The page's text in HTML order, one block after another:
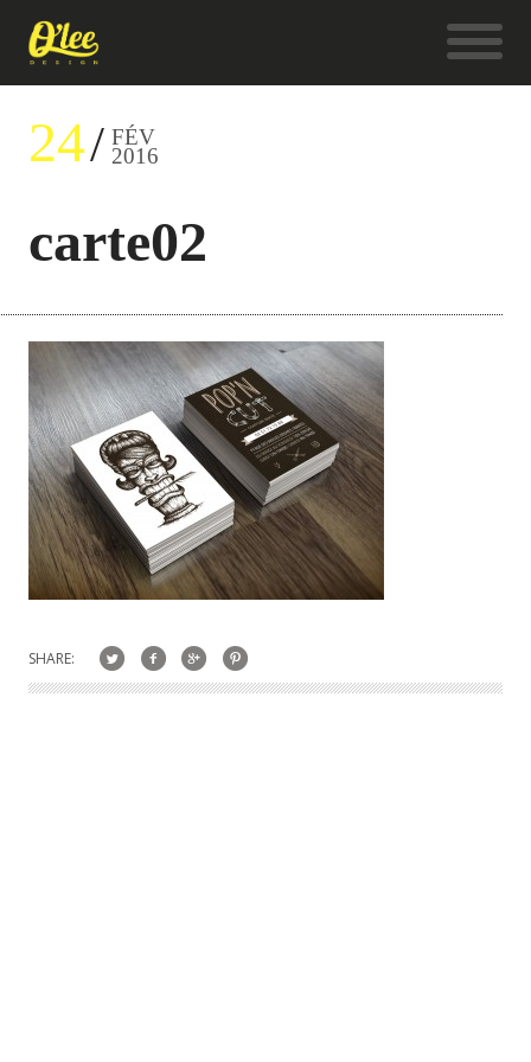
24 FÉV
2016
carte02
SHARE: